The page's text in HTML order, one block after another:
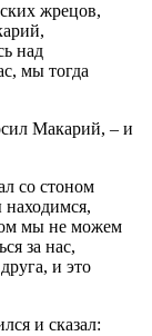
жрецов,
над
мы тогда
Макарий, – и
со стоном
находимся,
мы не можем
за нас,
и это
и сказал: